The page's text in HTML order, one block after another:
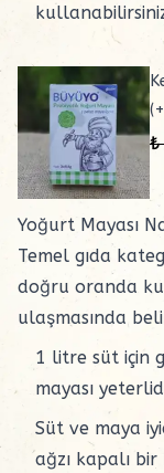
₺
Yoğurt Mayası
Temel gıda
doğru oranda
ulaşmasında
1 litre süt için
mayası
Süt ve maya
ağzı kapalı